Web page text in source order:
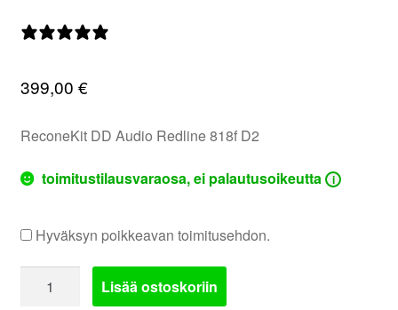
399,00 €
ReconeKit DD Audio Redline 818f D2
toimitustilausvaraosa, ei palautusoikeutta i
Hyväksyn poikkeavan toimitusehdon.
Audio
Lisää ostoskoriin